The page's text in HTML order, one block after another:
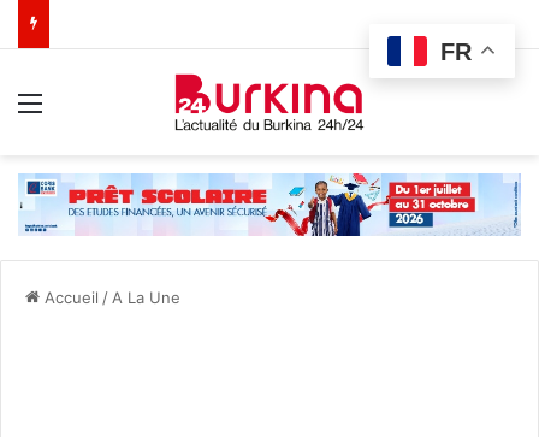
Accueil / A La Une
FR